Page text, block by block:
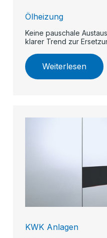
Ölheizung
Keine pauschale
klarer Trend zur
Weiterlesen
KWK Anlagen